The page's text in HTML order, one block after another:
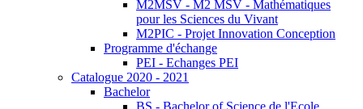
M2MSV - M2 MSV - Mathématiques
pour les Sciences du Vivant
M2PIC - Projet Innovation Conception
Programme d'échange
PEI - Echanges PEI
Catalogue 2020 - 2021
Bachelor
BS - Bachelor of Science de l'Ecole